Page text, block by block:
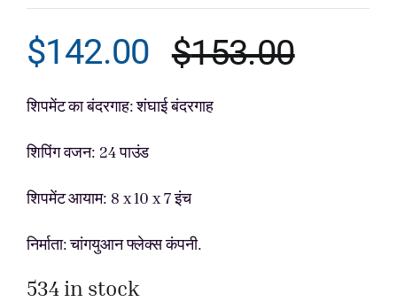
$153.00
$142.00
शिपमेंट का बंदरगाह: शंघाई बंदरगाह
शिपिंग वजन: 24 पाउंड
शिपमेंट आयाम: 8 x 10 x 7 इंच
निर्माता: चांगयुआन फ्लेक्स कंपनी.
534 in stock